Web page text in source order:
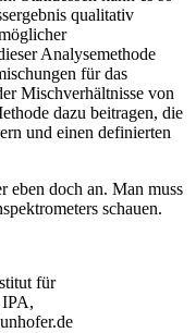
qualitativ
Analysemethode
für das
Mischverhältnisse von
dazu beitragen, die
und einen definierten
eben doch an. Man muss
schauen.
für